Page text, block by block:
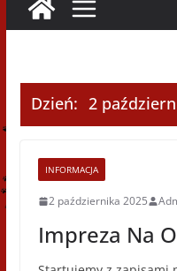
Dzień: 2
INFORMACJA
2 października 2025
Impreza Na